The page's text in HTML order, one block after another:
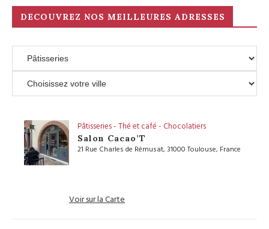
DECOUVREZ NOS MEILLEURES ADRESSES
Pâtisseries - Thé et café - Chocolatiers
Salon Cacao’T
21 Rue Charles de Rémusat, 31000 Toulouse, France
Voir sur la Carte